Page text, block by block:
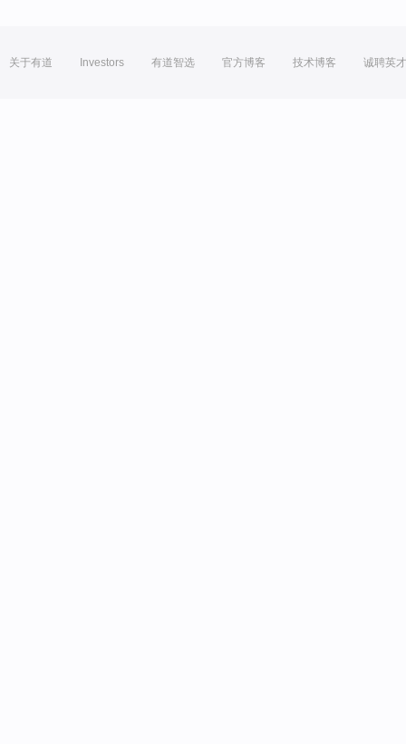
关于有道 Investors 有道智选 官方博客 技术博客 诚聘英才